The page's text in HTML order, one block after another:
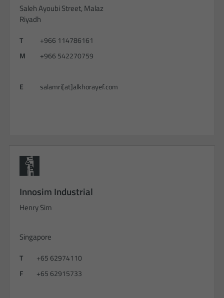
Saleh Ayoubi Street, Malaz
Riyadh
T
+966 114786161
M
+966 542270759
E salamri[at]alkhorayef.com
Innosim Industrial
Henry Sim
Singapore
T
+65 62974110
F
+65 62915733